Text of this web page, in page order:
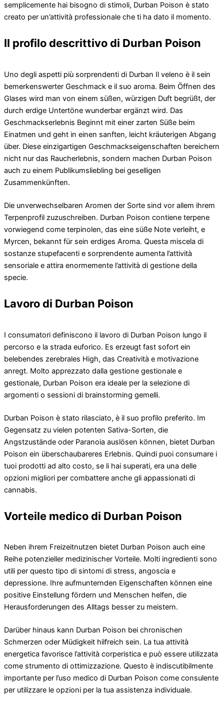
semplicemente hai bisogno di stimoli, Durban Poison è stato
creato per un’attività professionale che ti ha dato il momento.
Il profilo descrittivo di Durban Poison
Uno degli aspetti più sorprendenti di Durban Il veleno è il sein
bemerkenswerter Geschmack e il suo aroma. Beim Öffnen des
Glases wird man von einem süßen, würzigen Duft begrüßt, der
durch erdige Untertöne wunderbar ergänzt wird. Das
Geschmackserlebnis Beginnt mit einer zarten Süße beim
Einatmen und geht in einen sanften, leicht kräuterigen Abgang
über. Diese einzigartigen Geschmackseigenschaften bereichern
nicht nur das Raucherlebnis, sondern machen Durban Poison
auch zu einem Publikumsliebling bei geselligen
Zusammenkünften.
Die unverwechselbaren Aromen der Sorte sind vor allem ihrem
Terpenprofil zuzuschreiben. Durban Poison contiene terpene
vorwiegend come terpinolen, das eine süße Note verleiht, e
Myrcen, bekannt für sein erdiges Aroma. Questa miscela di
sostanze stupefacenti e sorprendente aumenta l’attività
sensoriale e attira enormemente l’attività di gestione della
specie.
Lavoro di Durban Poison
I consumatori definiscono il lavoro di Durban Poison lungo il
percorso e la strada euforico. Es erzeugt fast sofort ein
belebendes zerebrales High, das Creatività e motivazione
anregt. Molto apprezzato dalla gestione gestionale e
gestionale, Durban Poison era ideale per la selezione di
argomenti o sessioni di brainstorming gemelli.
Durban Poison è stato rilasciato, è il suo profilo preferito. Im
Gegensatz zu vielen potenten Sativa-Sorten, die
Angstzustände oder Paranoia auslösen können, bietet Durban
Poison ein überschaubareres Erlebnis. Quindi puoi consumare i
tuoi prodotti ad alto costo, se li hai superati, era una delle
opzioni migliori per combattere anche gli appassionati di
cannabis.
Vorteile medico di Durban Poison
Neben ihrem Freizeitnutzen bietet Durban Poison auch eine
Reihe potenzieller medizinischer Vorteile. Molti ingredienti sono
utili per questo tipo di sintomi di stress, angoscia e
depressione. Ihre aufmunternden Eigenschaften können eine
positive Einstellung fördern und Menschen helfen, die
Herausforderungen des Alltags besser zu meistern.
Darüber hinaus kann Durban Poison bei chronischen
Schmerzen oder Müdigkeit hilfreich sein. La tua attività
energetica favorisce l’attività corperistica e può essere utilizzata
come strumento di ottimizzazione. Questo è indiscutibilmente
importante per l’uso medico di Durban Poison come consulente
per utilizzare le opzioni per la tua assistenza individuale.